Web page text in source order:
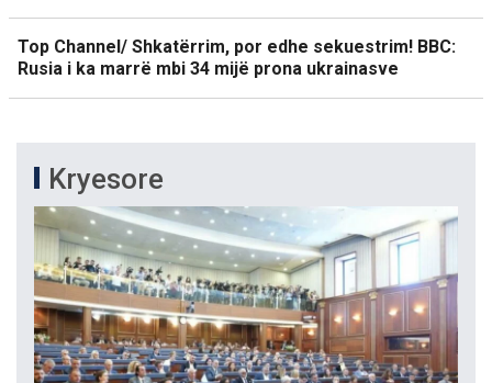
Top Channel/ Shkatërrim, por edhe sekuestrim! BBC:
Rusia i ka marrë mbi 34 mijë prona ukrainasve
Kryesore